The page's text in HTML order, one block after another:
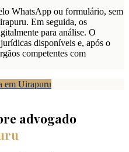
WhatsApp ou formulário, sem
Em seguida, os
para análise. O
disponíveis e, após o
competentes com
em Uirapuru
advogado